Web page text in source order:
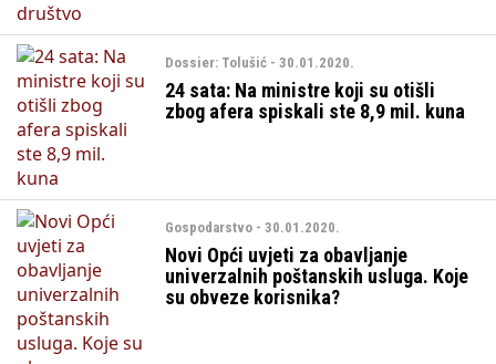
Dossier: Tolušić - 30.01.2020.
24 sata: Na ministre koji su otišli
zbog afera spiskali ste 8,9 mil. kuna
Gospodarstvo - 30.01.2020.
Novi Opći uvjeti za obavljanje
univerzalnih poštanskih usluga. Koje
su obveze korisnika?